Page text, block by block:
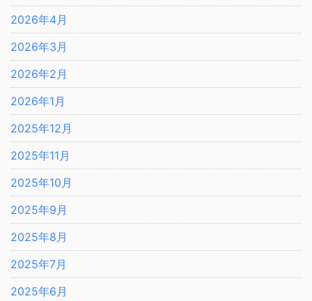
2026年4月
2026年3月
2026年2月
2026年1月
2025年12月
2025年11月
2025年10月
2025年9月
2025年8月
2025年7月
2025年6月